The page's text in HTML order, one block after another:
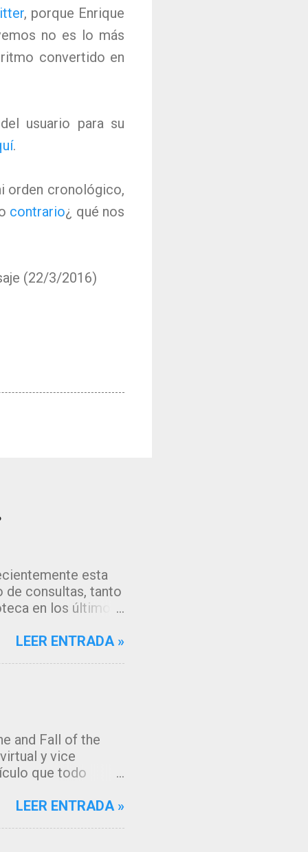
, porque Enrique
no es lo más
convertido en
usuario para su
.
orden cronológico,
contrario¿ qué nos
(22/3/2016)
esta
de consultas, tanto
en los últimos
que muestran
para este
de actualidad
y sus
LEER ENTRADA »
and Fall of the
y vice
que todo
biblioteca debe
LEER ENTRADA »